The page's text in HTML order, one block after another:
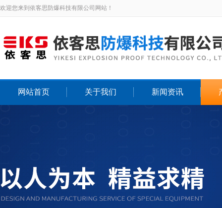
欢迎您来到依客思防爆科技有限公司网站！
网站首页 关于我们 新闻资讯